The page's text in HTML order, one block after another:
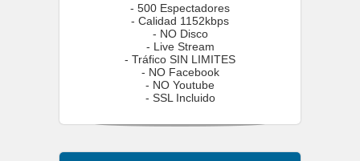
- 500 Espectadores
- Calidad 1152kbps
- NO Disco
- Live Stream
- Tráfico SIN LIMITES
- NO Facebook
- NO Youtube
- SSL Incluido